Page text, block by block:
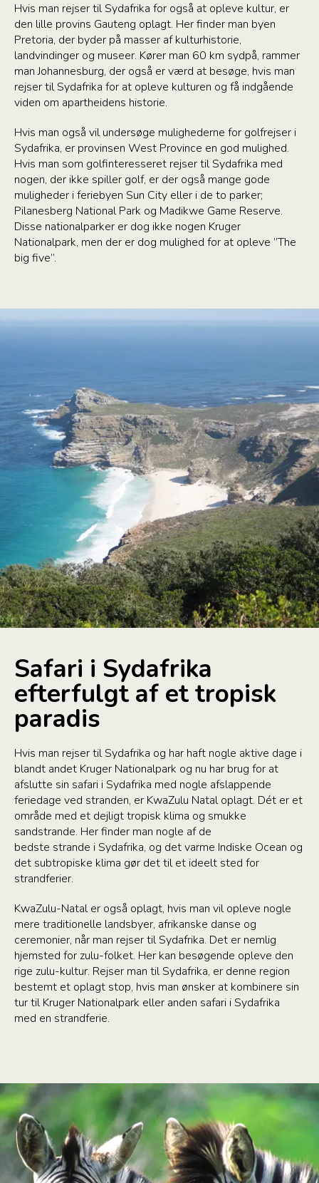
Hvis man rejser til Sydafrika for også at opleve kultur, er
den lille provins Gauteng oplagt. Her finder man byen
Pretoria, der byder på masser af kulturhistorie,
landvindinger og museer. Kører man 60 km sydpå, rammer
man Johannesburg, der også er værd at besøge, hvis man
rejser til Sydafrika for at opleve kulturen og få indgående
viden om apartheidens historie.
Hvis man også vil undersøge mulighederne for golfrejser i
Sydafrika, er provinsen West Province en god mulighed.
Hvis man som golfinteresseret rejser til Sydafrika med
nogen, der ikke spiller golf, er der også mange gode
muligheder i feriebyen Sun City eller i de to parker;
Pilanesberg National Park og Madikwe Game Reserve.
Disse nationalparker er dog ikke nogen Kruger
Nationalpark, men der er dog mulighed for at opleve ”The
big five”.
Safari i Sydafrika
efterfulgt af et tropisk
paradis
Hvis man rejser til Sydafrika og har haft nogle aktive dage i
blandt andet Kruger Nationalpark og nu har brug for at
afslutte sin safari i Sydafrika med nogle afslappende
feriedage ved stranden, er KwaZulu Natal oplagt. Dét er et
område med et dejligt tropisk klima og smukke
sandstrande. Her finder man nogle af de
bedste strande i Sydafrika, og det varme Indiske Ocean og
det subtropiske klima gør det til et ideelt sted for
strandferier.
KwaZulu-Natal er også oplagt, hvis man vil opleve nogle
mere traditionelle landsbyer, afrikanske danse og
ceremonier, når man rejser til Sydafrika. Det er nemlig
hjemsted for zulu-folket. Her kan besøgende opleve den
rige zulu-kultur. Rejser man til Sydafrika, er denne region
bestemt et oplagt stop, hvis man ønsker at kombinere sin
tur til Kruger Nationalpark eller anden safari i Sydafrika
med en strandferie.